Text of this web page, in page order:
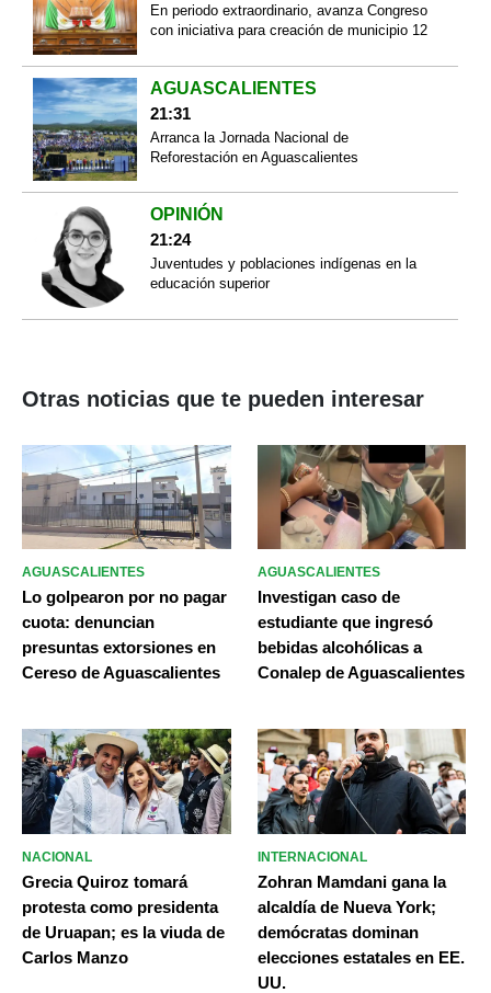
En periodo extraordinario, avanza Congreso
con iniciativa para creación de municipio 12
AGUASCALIENTES
21:31
Arranca la Jornada Nacional de
Reforestación en Aguascalientes
OPINIÓN
21:24
Juventudes y poblaciones indígenas en la
educación superior
Otras noticias que te pueden interesar
AGUASCALIENTES
Lo golpearon por no pagar
cuota: denuncian
presuntas extorsiones en
Cereso de Aguascalientes
AGUASCALIENTES
Investigan caso de
estudiante que ingresó
bebidas alcohólicas a
Conalep de Aguascalientes
NACIONAL
Grecia Quiroz tomará
protesta como presidenta
de Uruapan; es la viuda de
Carlos Manzo
INTERNACIONAL
Zohran Mamdani gana la
alcaldía de Nueva York;
demócratas dominan
elecciones estatales en EE.
UU.